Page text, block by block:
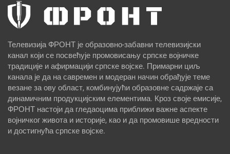
Телевизија ФРОНТ је образовно-забавни телевизијски
канал који се посвећује промовисању српске војничке
традиције и афирмацији српске војске. Примарни циљ
канала је да на савремен и модеран начин обрађује теме
везане за ову област, комбинујући образовне садржаје са
динамичним продукцијским елементима. Кроз своје емисије,
ФРОНТ настоји да гледаоцима приближи важне аспекте
војничког живота и историје, као и да промовише вредности
и достигнућа српске војске.